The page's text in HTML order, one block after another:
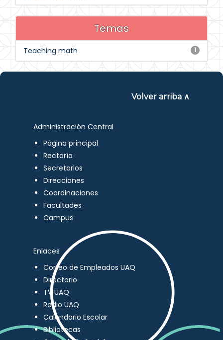
Temas
1
Teaching math
Volver arriba ∧
Administración Central
Página principal
Rectoría
Secretarios
Direcciones
Coordinaciones
Facultades
Campus
Enlaces
Correo de Empleados UAQ
Directorio
TV UAQ
Radio UAQ
Calendario Escolar
Bibliotecas